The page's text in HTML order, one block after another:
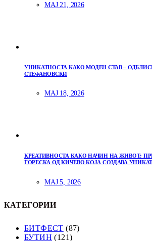
МАЈ 21, 2026
УНИКАТНОСТА КАКО МОДЕН СТАВ –
СТЕФАНОВСКИ
МАЈ 18, 2026
КРЕАТИВНОСТА КАКО НАЧИН НА ЖИВОТ:
ЃОРЕСКА ОД КИЧЕВО КОЈА СОЗДАВА
МАЈ 5, 2026
КАТЕГОРИИ
БИТФЕСТ (87)
БУТИН (121)